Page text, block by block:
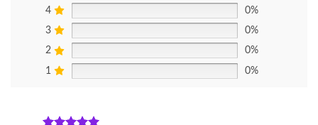
4 0%
3 0%
2 0%
1 0%